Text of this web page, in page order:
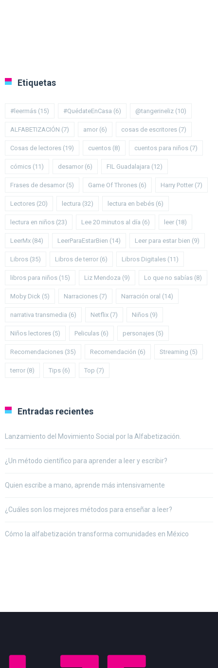
Etiquetas
#leermás (15) #QuédateEnCasa (6) @tangerineliz (10)
ALFABETIZACIÓN (7) amor (6) cosas de escritores (7)
Cosas de lectores (19) cuentos (8) cuentos para niños (7)
cómics (11) desamor (6) FIL Guadalajara (12)
Frases de desamor (5) Game Of Thrones (6) Harry Potter (7)
Lectores (20) lectura (32) lectura en bebés (6)
lectura en niños (23) Lee 20 minutos al día (6) leer (18)
LeerMx (84) LeerParaEstarBien (14) Leer para estar bien (9)
Libros (35) Libros de terror (6) Libros Digitales (11)
libros para niños (15) Liz Mendoza (9) Lo que no sabías (8)
Moby Dick (5) Narraciones (7) Narración oral (14)
narrativa transmedia (6) Netflix (7) Niños (9)
Niños lectores (5) Peliculas (6) personajes (5)
Recomendaciones (35) Recomendación (6) Streaming (5)
terror (8) Tips (6) Top (7)
Entradas recientes
Lanzamiento del Movimiento Social por la Alfabetización.
¿Un método científico para aprender a leer y escribir?
Quien escribe a mano, aprende más intensivamente
¿Cuáles son los mejores métodos para enseñar a leer?
Cómo la alfabetización transforma comunidades en México